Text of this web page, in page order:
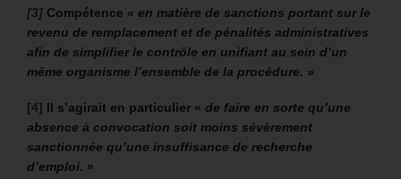
[3] Compétence « en matière de sanctions portant sur le
revenu de remplacement et de pénalités administratives
afin de simplifier le contrôle en unifiant au sein d’un
même organisme l’ensemble de la procédure. »
[4] Il s’agirait en particulier « de faire en sorte qu’une
absence à convocation soit moins sévèrement
sanctionnée qu’une insuffisance de recherche
d’emploi. »